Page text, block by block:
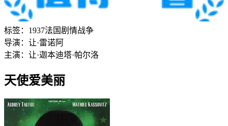
标签： 1937法国 剧情战争
导演： 让·雷诺阿
主演： 让·迦本迪塔·帕尔洛
天使爱美丽